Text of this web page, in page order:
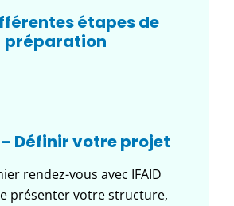
étapes de
préparation
– Définir votre projet
rendez-vous avec IFAID
présenter votre structure,